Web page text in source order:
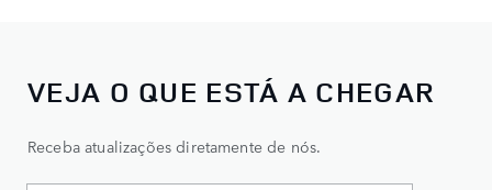
VEJA O QUE ESTÁ A CHEGAR
Receba atualizações diretamente de nós.